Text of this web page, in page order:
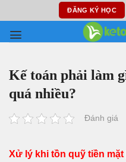
content
ĐĂNG KÝ HỌC
Kế toán phải làm
quá nhiều?
Đánh giá
Xử lý khi tồn quỹ tiền mặt